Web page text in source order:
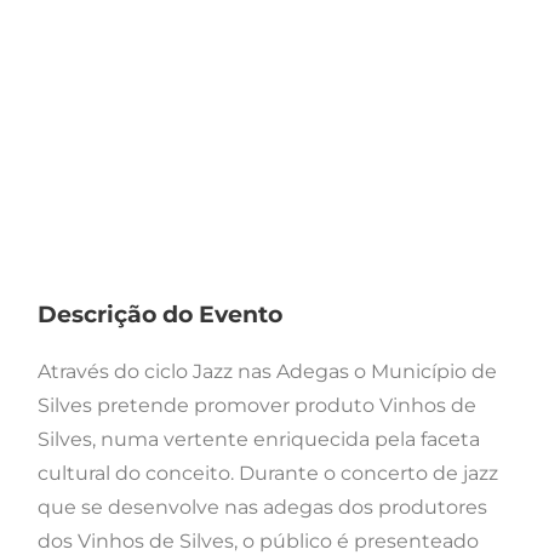
Descrição do Evento
Através do ciclo Jazz nas Adegas o Município de
Silves pretende promover produto Vinhos de
Silves, numa vertente enriquecida pela faceta
cultural do conceito. Durante o concerto de jazz
que se desenvolve nas adegas dos produtores
dos Vinhos de Silves, o público é presenteado